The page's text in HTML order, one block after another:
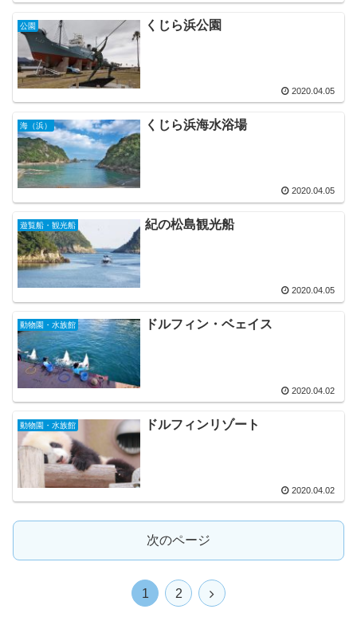
公園 くじら浜公園
2020.04.05
海（浜） くじら浜海水浴場
2020.04.05
遊覧船・観光船 紀の松島観光船
2020.04.05
動物園・水族館 ドルフィン・ベェイス
2020.04.02
動物園・水族館 ドルフィンリゾート
2020.04.02
次のページ
1 2